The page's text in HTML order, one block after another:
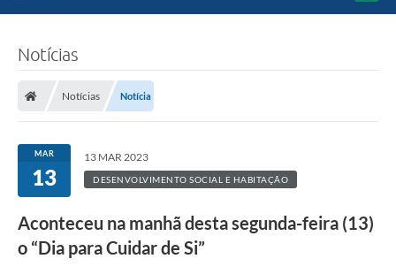
Notícias
Notícias Notícia
MAR
13
13 MAR 2023
DESENVOLVIMENTO SOCIAL E HABITAÇÃO
Aconteceu na manhã desta segunda-feira (13)
o “Dia para Cuidar de Si”